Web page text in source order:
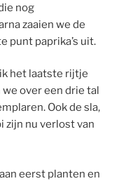
nog
zaaien we de
punt paprika’s uit.
het laatste rijtje
over een drie tal
Ook de sla,
zijn nu verlost van
eerst planten en